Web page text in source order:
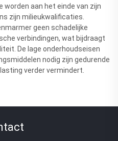
aan het einde van zijn
zijn milieukwalificaties.
geen schadelijke
verbindingen, wat bijdraagt
De lage onderhoudseisen
nodig zijn gedurende
verder vermindert.